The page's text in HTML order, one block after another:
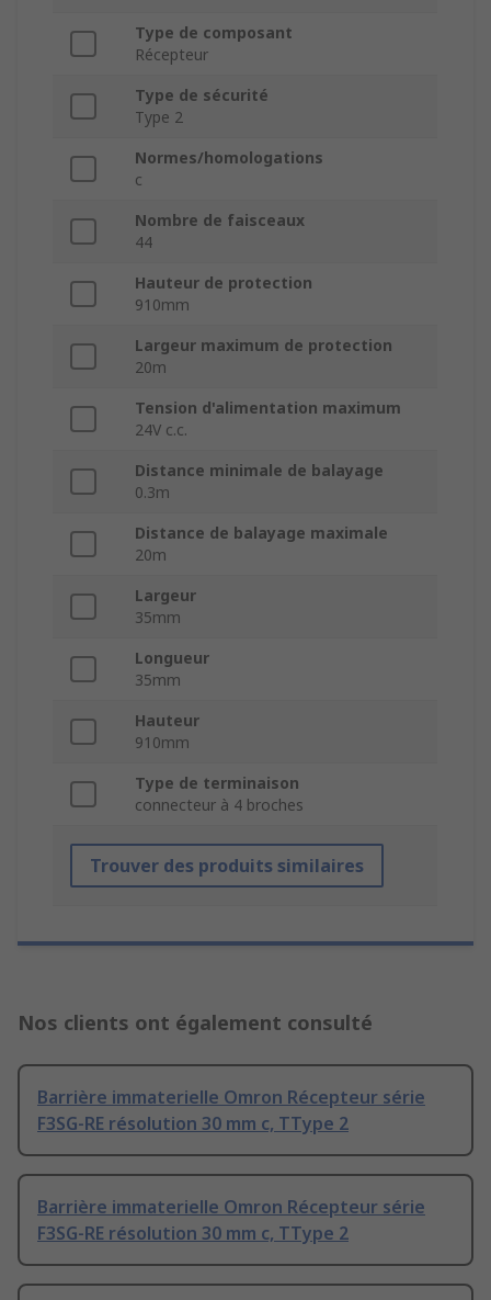
Type de composant
Récepteur
Type de sécurité
Type 2
Normes/homologations
c
Nombre de faisceaux
44
Hauteur de protection
910mm
Largeur maximum de protection
20m
Tension d'alimentation maximum
24V c.c.
Distance minimale de balayage
0.3m
Distance de balayage maximale
20m
Largeur
35mm
Longueur
35mm
Hauteur
910mm
Type de terminaison
connecteur à 4 broches
Trouver des produits similaires
Nos clients ont également consulté
Barrière immaterielle Omron Récepteur série
F3SG-RE résolution 30 mm c, TType 2
Barrière immaterielle Omron Récepteur série
F3SG-RE résolution 30 mm c, TType 2